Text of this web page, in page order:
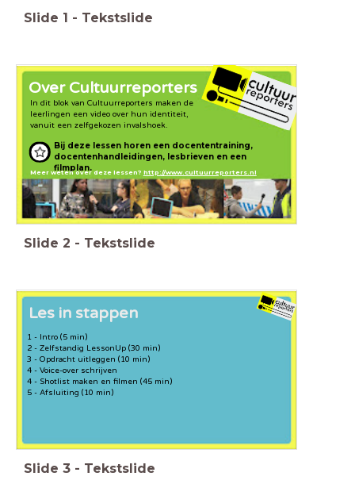
Slide 1 - Tekstslide
In dit blok van Cultuurreporters maken de
leerlingen een video over hun identiteit,
vanuit een zelfgekozen invalshoek.
Over Cultuurreporters
Bij deze lessen horen een docententraining,
docentenhandleidingen, lesbrieven en een
filmplan.
Meer weten over deze lessen? http://www.cultuurreporters.nl
Slide 2 - Tekstslide
1 - Intro (5 min)
2 - Zelfstandig LessonUp (30 min)
3 - Opdracht uitleggen (10 min)
4 - Voice-over schrijven
4 - Shotlist maken en filmen (45 min)
5 - Afsluiting (10 min)
Les in stappen
Slide 3 - Tekstslide